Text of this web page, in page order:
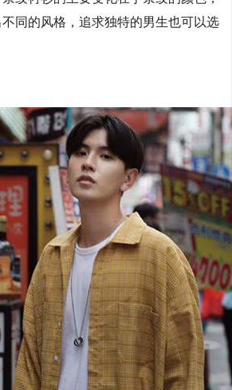
同的风格，追求独特的男生也可以选